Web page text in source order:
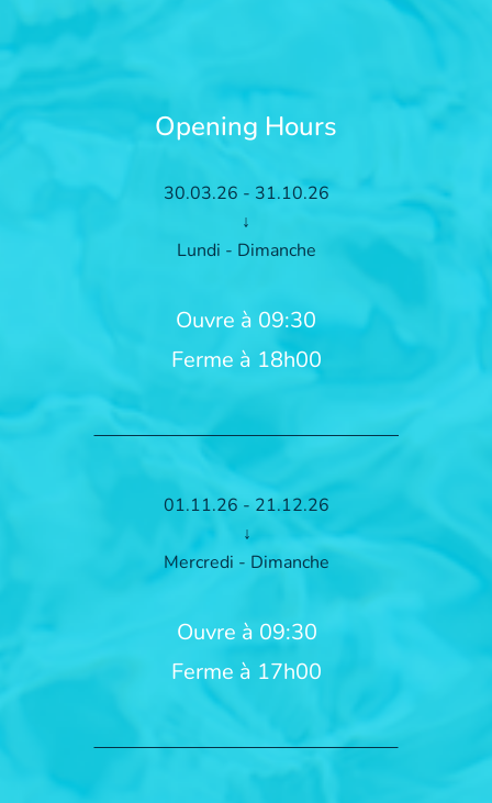
Opening Hours
30.03.26 - 31.10.26
↓
Lundi - Dimanche
Ouvre à 09:30
Ferme à 18h00
01.11.26 - 21.12.26
↓
Mercredi - Dimanche
Ouvre à 09:30
Ferme à 17h00